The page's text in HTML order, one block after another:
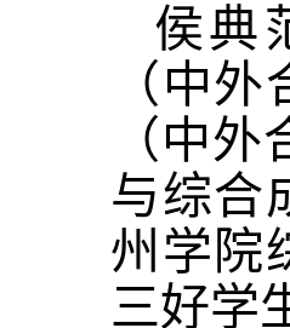
侯典
（中
（中
与综合
州学院
三好学